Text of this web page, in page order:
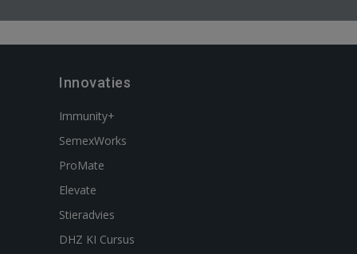
Innovaties
Immunity+
SemexWorks
ProMate
Elevate
Stieradvies
DHZ KI Cursus